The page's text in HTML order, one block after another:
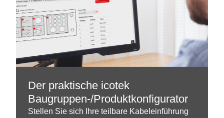
Der praktische icotek
Baugruppen-/Produktkonfigurator
Stellen Sie sich Ihre teilbare Kabeleinführung